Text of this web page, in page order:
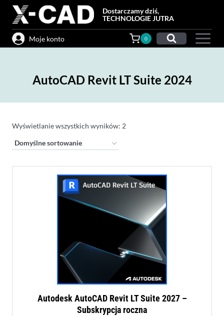
Przejdź
treści
Dostarczamy dziś,
TECHNOLOGIE JUTRA
Moje konto 0
AutoCAD Revit LT Suite 2024
Wyświetlanie wszystkich wyników: 2
Autodesk AutoCAD Revit LT Suite 2027 –
Subskrypcja roczna